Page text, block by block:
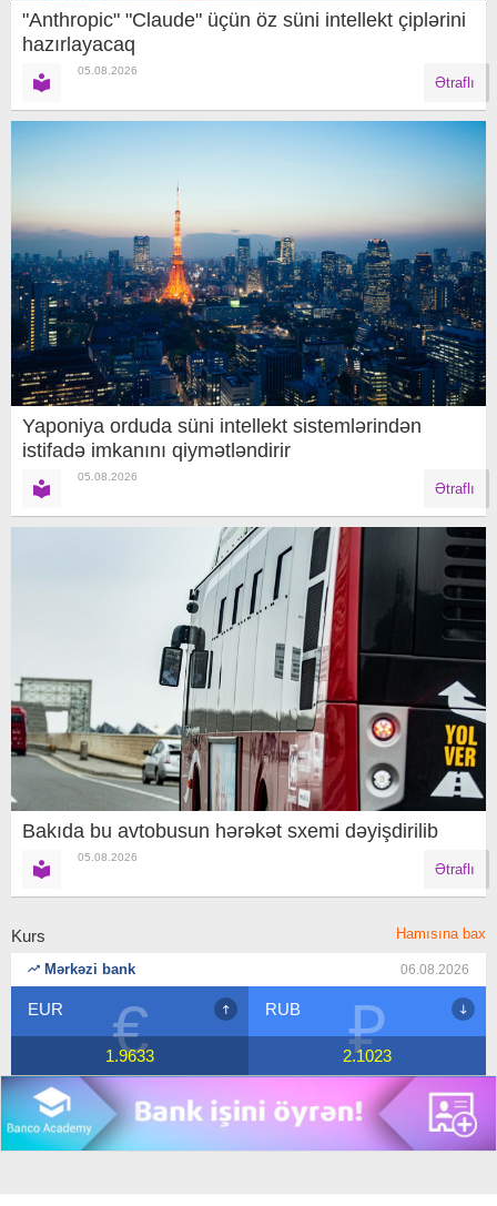
"Anthropic" "Claude" üçün öz süni intellekt çiplərini
hazırlayacaq
05.08.2026
Ətraflı
Yaponiya orduda süni intellekt sistemlərindən
istifadə imkanını qiymətləndirir
05.08.2026
Ətraflı
Bakıda bu avtobusun hərəkət sxemi dəyişdirilib
05.08.2026
Ətraflı
Kurs Hamısına bax
Mərkəzi bank 06.08.2026
₽
RUB
2.1023 $
USD
1.7